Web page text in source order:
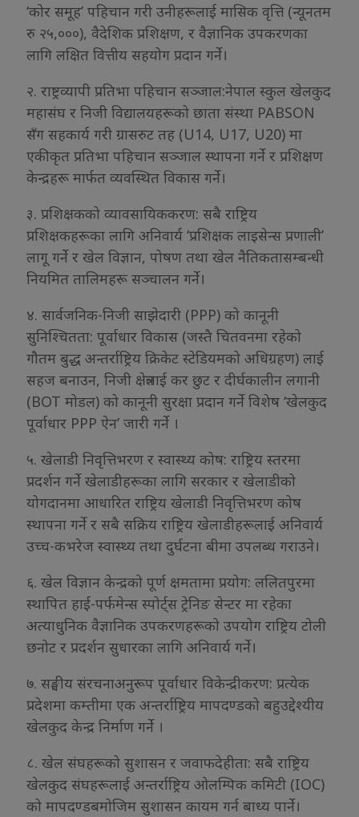
‘कोर समूह’ पहिचान गरी उनीहरूलाई मासिक वृत्ति (न्यूनतम
रु २५,०००), वैदेशिक प्रशिक्षण, र वैज्ञानिक उपकरणका
लागि लक्षित वित्तीय सहयोग प्रदान गर्ने।
२. राष्ट्रव्यापी प्रतिभा पहिचान सञ्जाल:नेपाल स्कुल खेलकुद
महासंघ र निजी विद्यालयहरूको छाता संस्था PABSON
सँग सहकार्य गरी ग्रासरुट तह (U14, U17, U20) मा
एकीकृत प्रतिभा पहिचान सञ्जाल स्थापना गर्ने र प्रशिक्षण
केन्द्रहरू मार्फत व्यवस्थित विकास गर्ने।
३. प्रशिक्षकको व्यावसायिककरण: सबै राष्ट्रिय
प्रशिक्षकहरूका लागि अनिवार्य ‘प्रशिक्षक लाइसेन्स प्रणाली’
लागू गर्ने र खेल विज्ञान, पोषण तथा खेल नैतिकतासम्बन्धी
नियमित तालिमहरू सञ्चालन गर्ने।
४. सार्वजनिक-निजी साझेदारी (PPP) को कानूनी
सुनिश्चितता: पूर्वाधार विकास (जस्तै चितवनमा रहेको
गौतम बुद्ध अन्तर्राष्ट्रिय क्रिकेट स्टेडियमको अधिग्रहण) लाई
सहज बनाउन, निजी क्षेत्रलाई कर छुट र दीर्घकालीन लगानी
(BOT मोडल) को कानूनी सुरक्षा प्रदान गर्ने विशेष ‘खेलकुद
पूर्वाधार PPP ऐन’ जारी गर्ने ।
५. खेलाडी निवृत्तिभरण र स्वास्थ्य कोष: राष्ट्रिय स्तरमा
प्रदर्शन गर्ने खेलाडीहरूका लागि सरकार र खेलाडीको
योगदानमा आधारित राष्ट्रिय खेलाडी निवृत्तिभरण कोष
स्थापना गर्ने र सबै सक्रिय राष्ट्रिय खेलाडीहरूलाई अनिवार्य
उच्च-कभरेज स्वास्थ्य तथा दुर्घटना बीमा उपलब्ध गराउने।
६. खेल विज्ञान केन्द्रको पूर्ण क्षमतामा प्रयोग: ललितपुरमा
स्थापित हाई-पर्फमेन्स स्पोर्ट्स ट्रेनिङ सेन्टर मा रहेका
अत्याधुनिक वैज्ञानिक उपकरणहरूको उपयोग राष्ट्रिय टोली
छनोट र प्रदर्शन सुधारका लागि अनिवार्य गर्ने।
७. सङ्घीय संरचनाअनुरूप पूर्वाधार विकेन्द्रीकरण: प्रत्येक
प्रदेशमा कम्तीमा एक अन्तर्राष्ट्रिय मापदण्डको बहुउद्देश्यीय
खेलकुद केन्द्र निर्माण गर्ने ।
८. खेल संघहरूको सुशासन र जवाफदेहीता: सबै राष्ट्रिय
खेलकुद संघहरूलाई अन्तर्राष्ट्रिय ओलम्पिक कमिटी (IOC)
को मापदण्डबमोजिम सुशासन कायम गर्न बाध्य पार्ने।